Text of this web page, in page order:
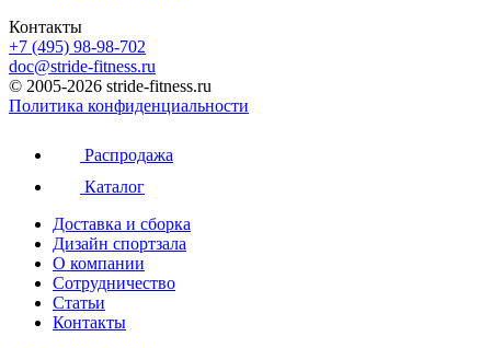
Контакты
+7 (495) 98-98-702
doc@stride-fitness.ru
© 2005-2026 stride-fitness.ru
Политика конфиденциальности
Распродажа
Каталог
Доставка и сборка
Дизайн спортзала
О компании
Сотрудничество
Статьи
Контакты